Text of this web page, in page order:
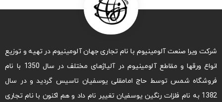
شرکت ویرا صنعت آلومینیوم با نام تجاری جهان آلومینیوم در تهیه و توزیع
انواع ورقها و مقاطع آلومینیوم در آلیاژهای مختلف در سال 1350 با نام
فروشگاه شمس توسط حاج امامقلی یوسفیان تاسیس گردید و در سال
1382 به نام فلزات رنگین یوسفیان تغییر نام داد و هم اکنون با نام تجاری